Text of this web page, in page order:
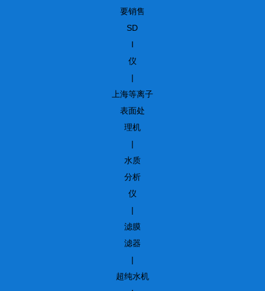
要销售
SD
I
仪
|
上海等离子
表面处
理机
|
水质
分析
仪
|
滤膜
滤器
|
超纯水机